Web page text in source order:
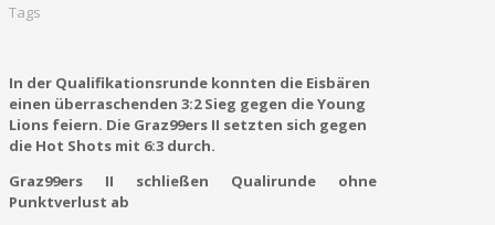
Tags
In der Qualifikationsrunde konnten die Eisbären
einen überraschenden 3:2 Sieg gegen die Young
Lions feiern. Die Graz99ers II setzten sich gegen
die Hot Shots mit 6:3 durch.
Graz99ers II schließen Qualirunde ohne
Punktverlust ab